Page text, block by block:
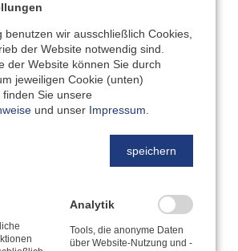
GmbH
benutzen wir ausschließlich Cookies,
der Website notwendig sind.
der Website können Sie durch
jeweiligen Cookie (unten)
Sie unsere
und unser Impressum
speichern
Analytik
Tools, die anonyme Daten
über Website-Nutzung und -